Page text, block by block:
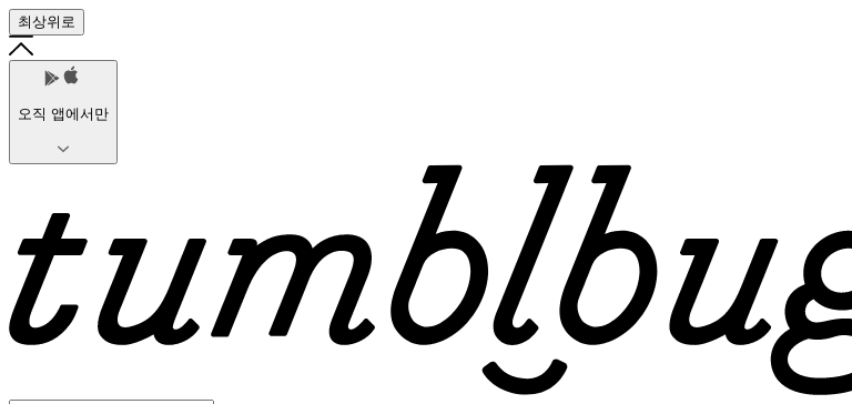
최상위로
오직 앱에서만